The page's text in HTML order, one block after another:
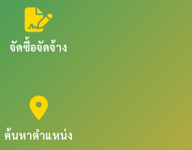
จัดซื้อจัดจ้าง
ค้นหาตำแหน่ง